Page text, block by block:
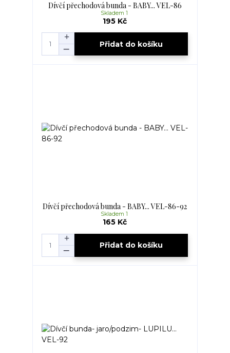
Dívčí přechodová bunda - BABY... VEL-86
195 Kč
Skladem 1
Přidat do košíku
Dívčí přechodová bunda - BABY... VEL-86-92
165 Kč
Skladem 1
Přidat do košíku